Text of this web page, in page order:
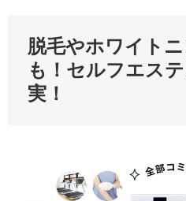
脱毛やホワイト
も！セルフエス
実！